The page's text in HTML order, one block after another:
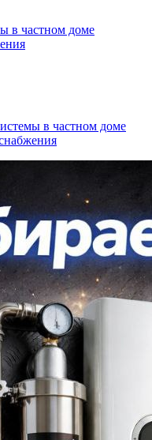
в частном доме
в частном доме